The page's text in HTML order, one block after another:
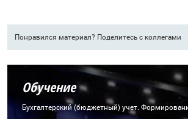
Понравился материал? Поделитесь с коллегами
Обучение
Бухгалтерский (бюджетный) учет.